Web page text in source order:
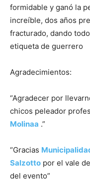
formidable y ganó la
increíble, dos años
fracturado, dando
etiqueta de guerrero
Agradecimientos:
“Agradecer por
chicos peleador
Molinaa .”
“Gracias
Salzotto por el vale
del evento”